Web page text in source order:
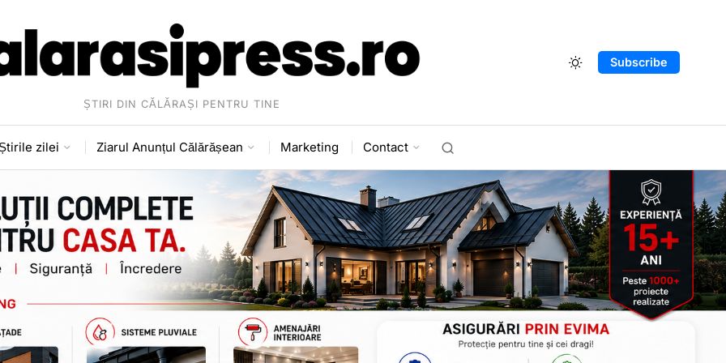
ȘTIRI DIN CĂLĂRAȘI PENTRU TINE
Subscribe
zilei Ziarul Anunțul Călărășean Marketing Contact